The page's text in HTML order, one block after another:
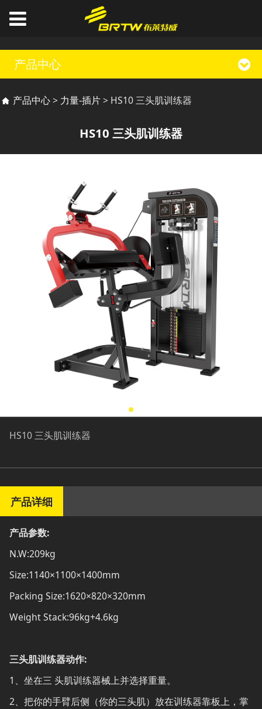
产品中心
HS10 三头肌训练器
产品中心> 力量-插片> HS10 三头肌训练器
HS10 三头肌训练器
HS10 三头肌训练器
产品详细
产品参数:
N.W:209kg
Size:1140×1100×1400mm
Packing Size:1620×820×320mm
Weight Stack:96kg+4.6kg
三头肌训练器动作:
1、坐在三 头肌训练器械上并选择重量。
2、把你的手臂后侧（你的三头肌）放在训练器靠板上，掌